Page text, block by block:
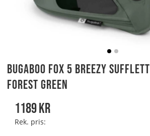
Bugaboo Fox 5 breezy Sufflett
Forest Green
1189kr
Rek. pris: